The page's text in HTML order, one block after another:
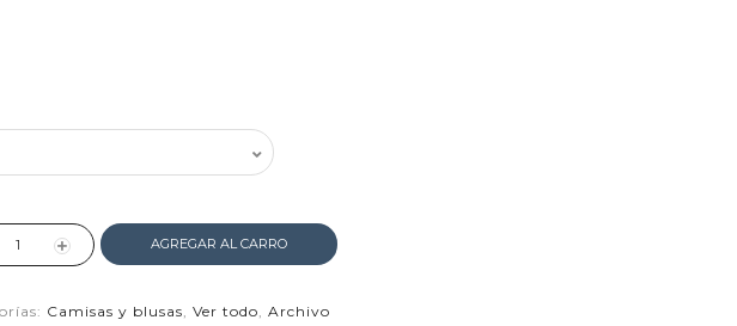
AGREGAR AL CARRO
Camisas y blusas, Ver todo, Archivo